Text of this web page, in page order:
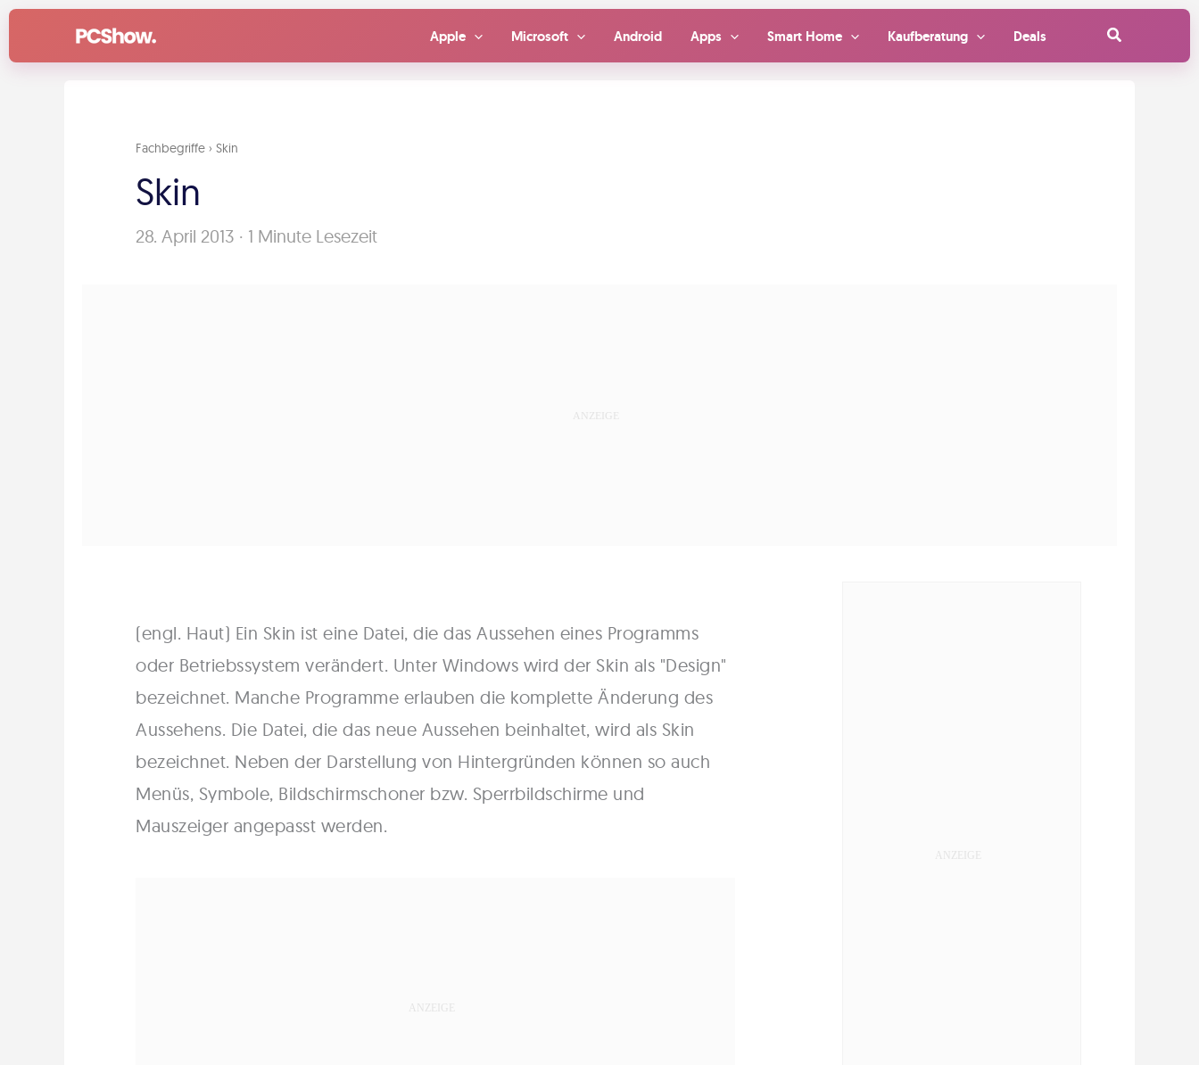
Inhalt
Apple Microsoft Android Apps Smart Home Kaufberatung Deals Suchen
Fachbegriffe › Skin
Skin
28. April 2013 · 1 Minute Lesezeit
(engl. Haut) Ein Skin ist eine Datei, die das Aussehen eines Programms
oder Betriebssystem verändert. Unter Windows wird der Skin als "Design"
bezeichnet. Manche Programme erlauben die komplette Änderung des
Aussehens. Die Datei, die das neue Aussehen beinhaltet, wird als Skin
bezeichnet. Neben der Darstellung von Hintergründen können so auch
Menüs, Symbole, Bildschirmschoner bzw. Sperrbildschirme und
Mauszeiger angepasst werden.